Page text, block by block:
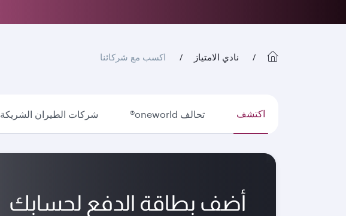
نادي الامتياز اكسب مع شركائنا
اكتشف تحالف oneworld® شركات الطيران الشريكة
أضف بطاقة الدفع لحسابك